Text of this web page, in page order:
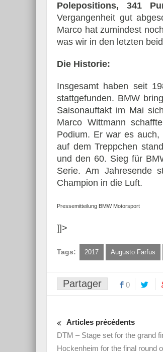
Polepositions, 341
Vergangenheit gut
Marco hat zumindest
was wir in den letzten
Die Historie:
Insgesamt haben seit
stattgefunden. BMW
Saisonauftakt im Mai
Marco Wittmann
Podium. Er war es
auf dem Treppchen
und den 60. Sieg für
Serie. Am Jahresende
Champion in die Luft.
Pressemitteilung BMW Motorsport
]]>
Tags: 2017 Augusto Farfus
Partager 0
Articles précédents
DTM – Stage set for the grand
Hockenheim for the final round